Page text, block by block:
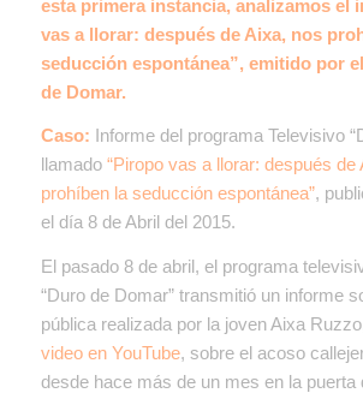
esta primera instancia, analizamos el
vas a llorar: después de Aixa, nos
seducción espontánea”, emitido por
de Domar.
Caso: Informe del programa Televisivo
llamado “Piropo vas a llorar: después de
prohíben la seducción espontánea”,
el día 8 de Abril del 2015.
El pasado 8 de abril, el programa
“Duro de Domar” transmitió un informe
pública realizada por la joven Aixa
video en YouTube, sobre el acoso
desde hace más de un mes en la puerta